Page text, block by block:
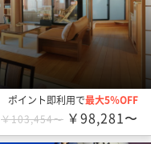
ポイント即利用で最大5％OFF
￥103,454〜 ￥98,281〜